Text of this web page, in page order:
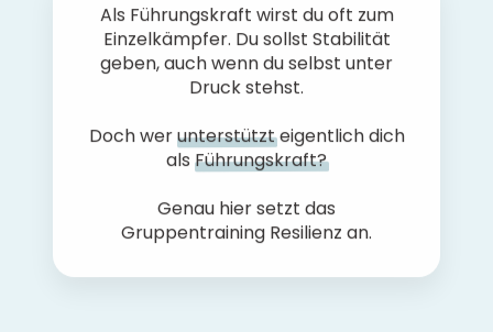
Als Führungskraft wirst du oft zum
Einzelkämpfer. Du sollst Stabilität
geben, auch wenn du selbst unter
Druck stehst.
Doch werunterstützteigentlich dich
als Führungskraft?
Genau hier setzt das
Gruppentraining Resilienz an.